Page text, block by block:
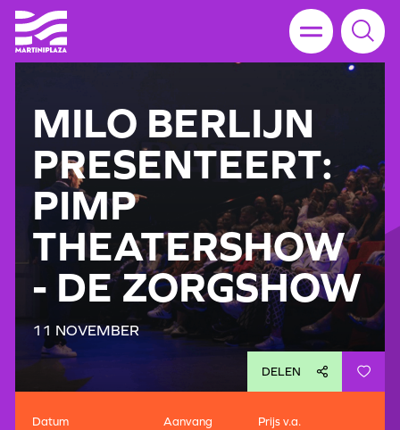
MILO BERLIJN
PRESENTEERT:
PIMP
THEATERSHOW
- DE ZORGSHOW
11 NOVEMBER
DELEN
Datum Aanvang Prijs v.a.